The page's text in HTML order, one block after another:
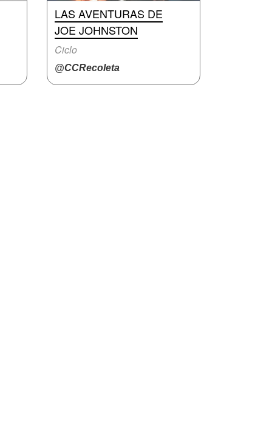
LAS AVENTURAS DE
JOE JOHNSTON
Ciclo
@CCRecoleta